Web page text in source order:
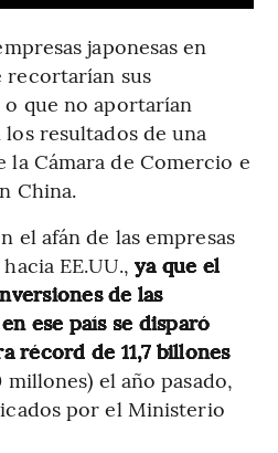
japonesas en
recortarían sus
que no aportarían
resultados de una
la Cámara de Comercio e
China.
el afán de las empresas
EE.UU., ya que el
de las
ese país se disparó
récord de 11,7 billones
millones) el año pasado,
por el Ministerio